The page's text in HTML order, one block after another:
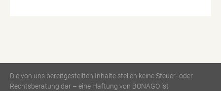
Die von uns bereitgestellten Inhalte stellen keine Steuer- oder
Rechtsberatung dar – eine Haftung von BONAGO ist